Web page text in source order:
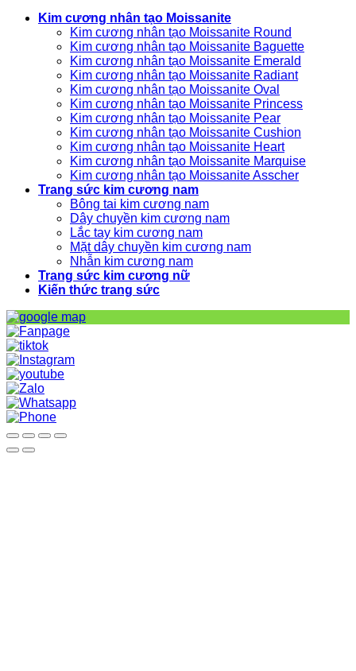
Kim cương nhân tạo Moissanite
Kim cương nhân tạo Moissanite Round
Kim cương nhân tạo Moissanite Baguette
Kim cương nhân tạo Moissanite Emerald
Kim cương nhân tạo Moissanite Radiant
Kim cương nhân tạo Moissanite Oval
Kim cương nhân tạo Moissanite Princess
Kim cương nhân tạo Moissanite Pear
Kim cương nhân tạo Moissanite Cushion
Kim cương nhân tạo Moissanite Heart
Kim cương nhân tạo Moissanite Marquise
Kim cương nhân tạo Moissanite Asscher
Trang sức kim cương nam
Bông tai kim cương nam
Dây chuyền kim cương nam
Lắc tay kim cương nam
Mặt dây chuyền kim cương nam
Nhẫn kim cương nam
Trang sức kim cương nữ
Kiến thức trang sức